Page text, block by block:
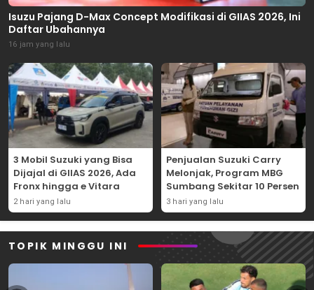
Isuzu Pajang D-Max Concept Modifikasi di GIIAS 2026, Ini
Daftar Ubahannya
16 jam yang lalu
3 Mobil Suzuki yang Bisa
Dijajal di GIIAS 2026, Ada
Fronx hingga e Vitara
2 hari yang lalu
Penjualan Suzuki Carry
Melonjak, Program MBG
Sumbang Sekitar 10 Persen
3 hari yang lalu
TOPIK MINGGU INI